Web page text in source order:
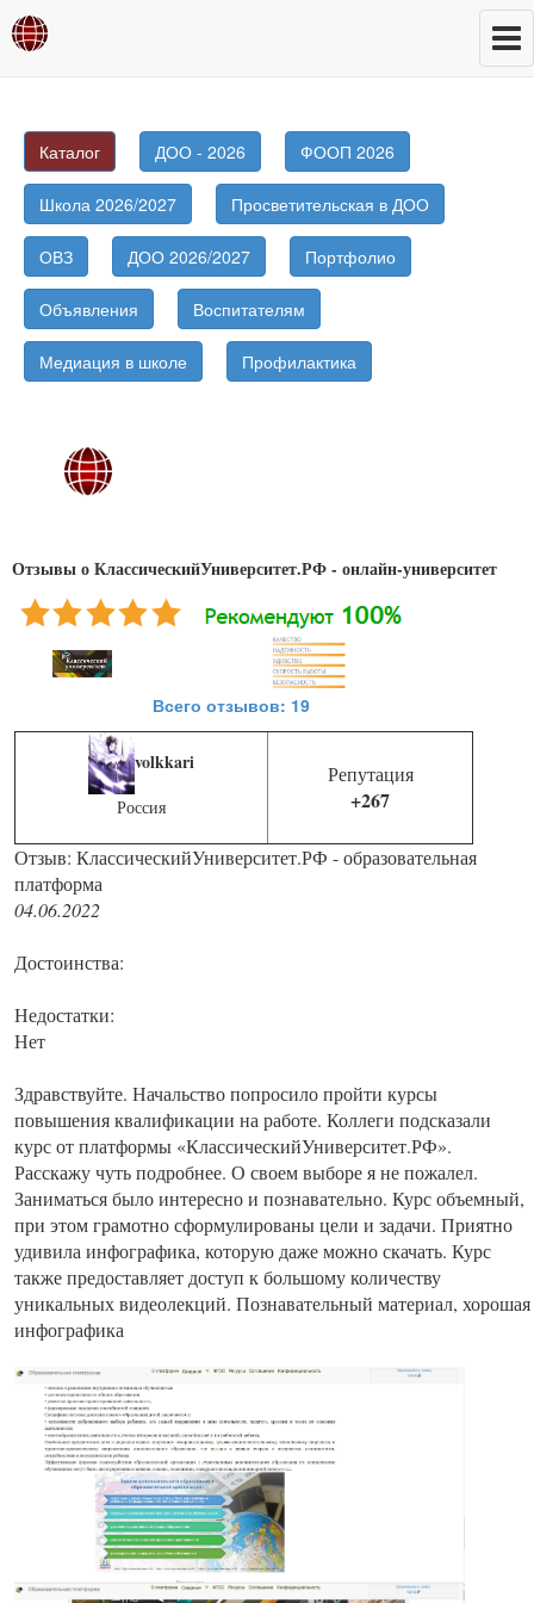
Каталог ДОО - 2026 ФООП 2026
Школа 2026/2027 Просветительская в ДОО
ОВЗ ДОО 2026/2027 Портфолио
Объявления Воспитателям
Медиация в школе Профилактика
Отзывы о КлассическийУниверситет.РФ - онлайн-университет
Всего отзывов: 19
volkkari
Россия
Репутация
+267
Отзыв: КлассическийУниверситет.РФ - образовательная
платформа
04.06.2022
Достоинства:
Недостатки:
Нет
Здравствуйте. Начальство попросило пройти курсы
повышения квалификации на работе. Коллеги подсказали
курс от платформы «КлассическийУниверситет.РФ».
Расскажу чуть подробнее. О своем выборе я не пожалел.
Заниматься было интересно и познавательно. Курс объемный,
при этом грамотно сформулированы цели и задачи. Приятно
удивила инфографика, которую даже можно скачать. Курс
также предоставляет доступ к большому количеству
уникальных видеолекций. Познавательный материал, хорошая
инфографика